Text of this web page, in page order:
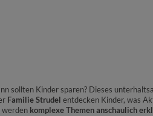
sollten Kinder sparen? Dieses
Familie Strudel entdecken Kinder, was
werden komplexe Themen anschaulich